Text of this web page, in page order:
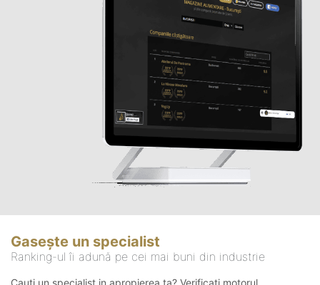
Gasește un specialist
Ranking-ul îi adună pe cei mai buni din industrie
Cauți un specialist in apropierea ta? Verificați motorul